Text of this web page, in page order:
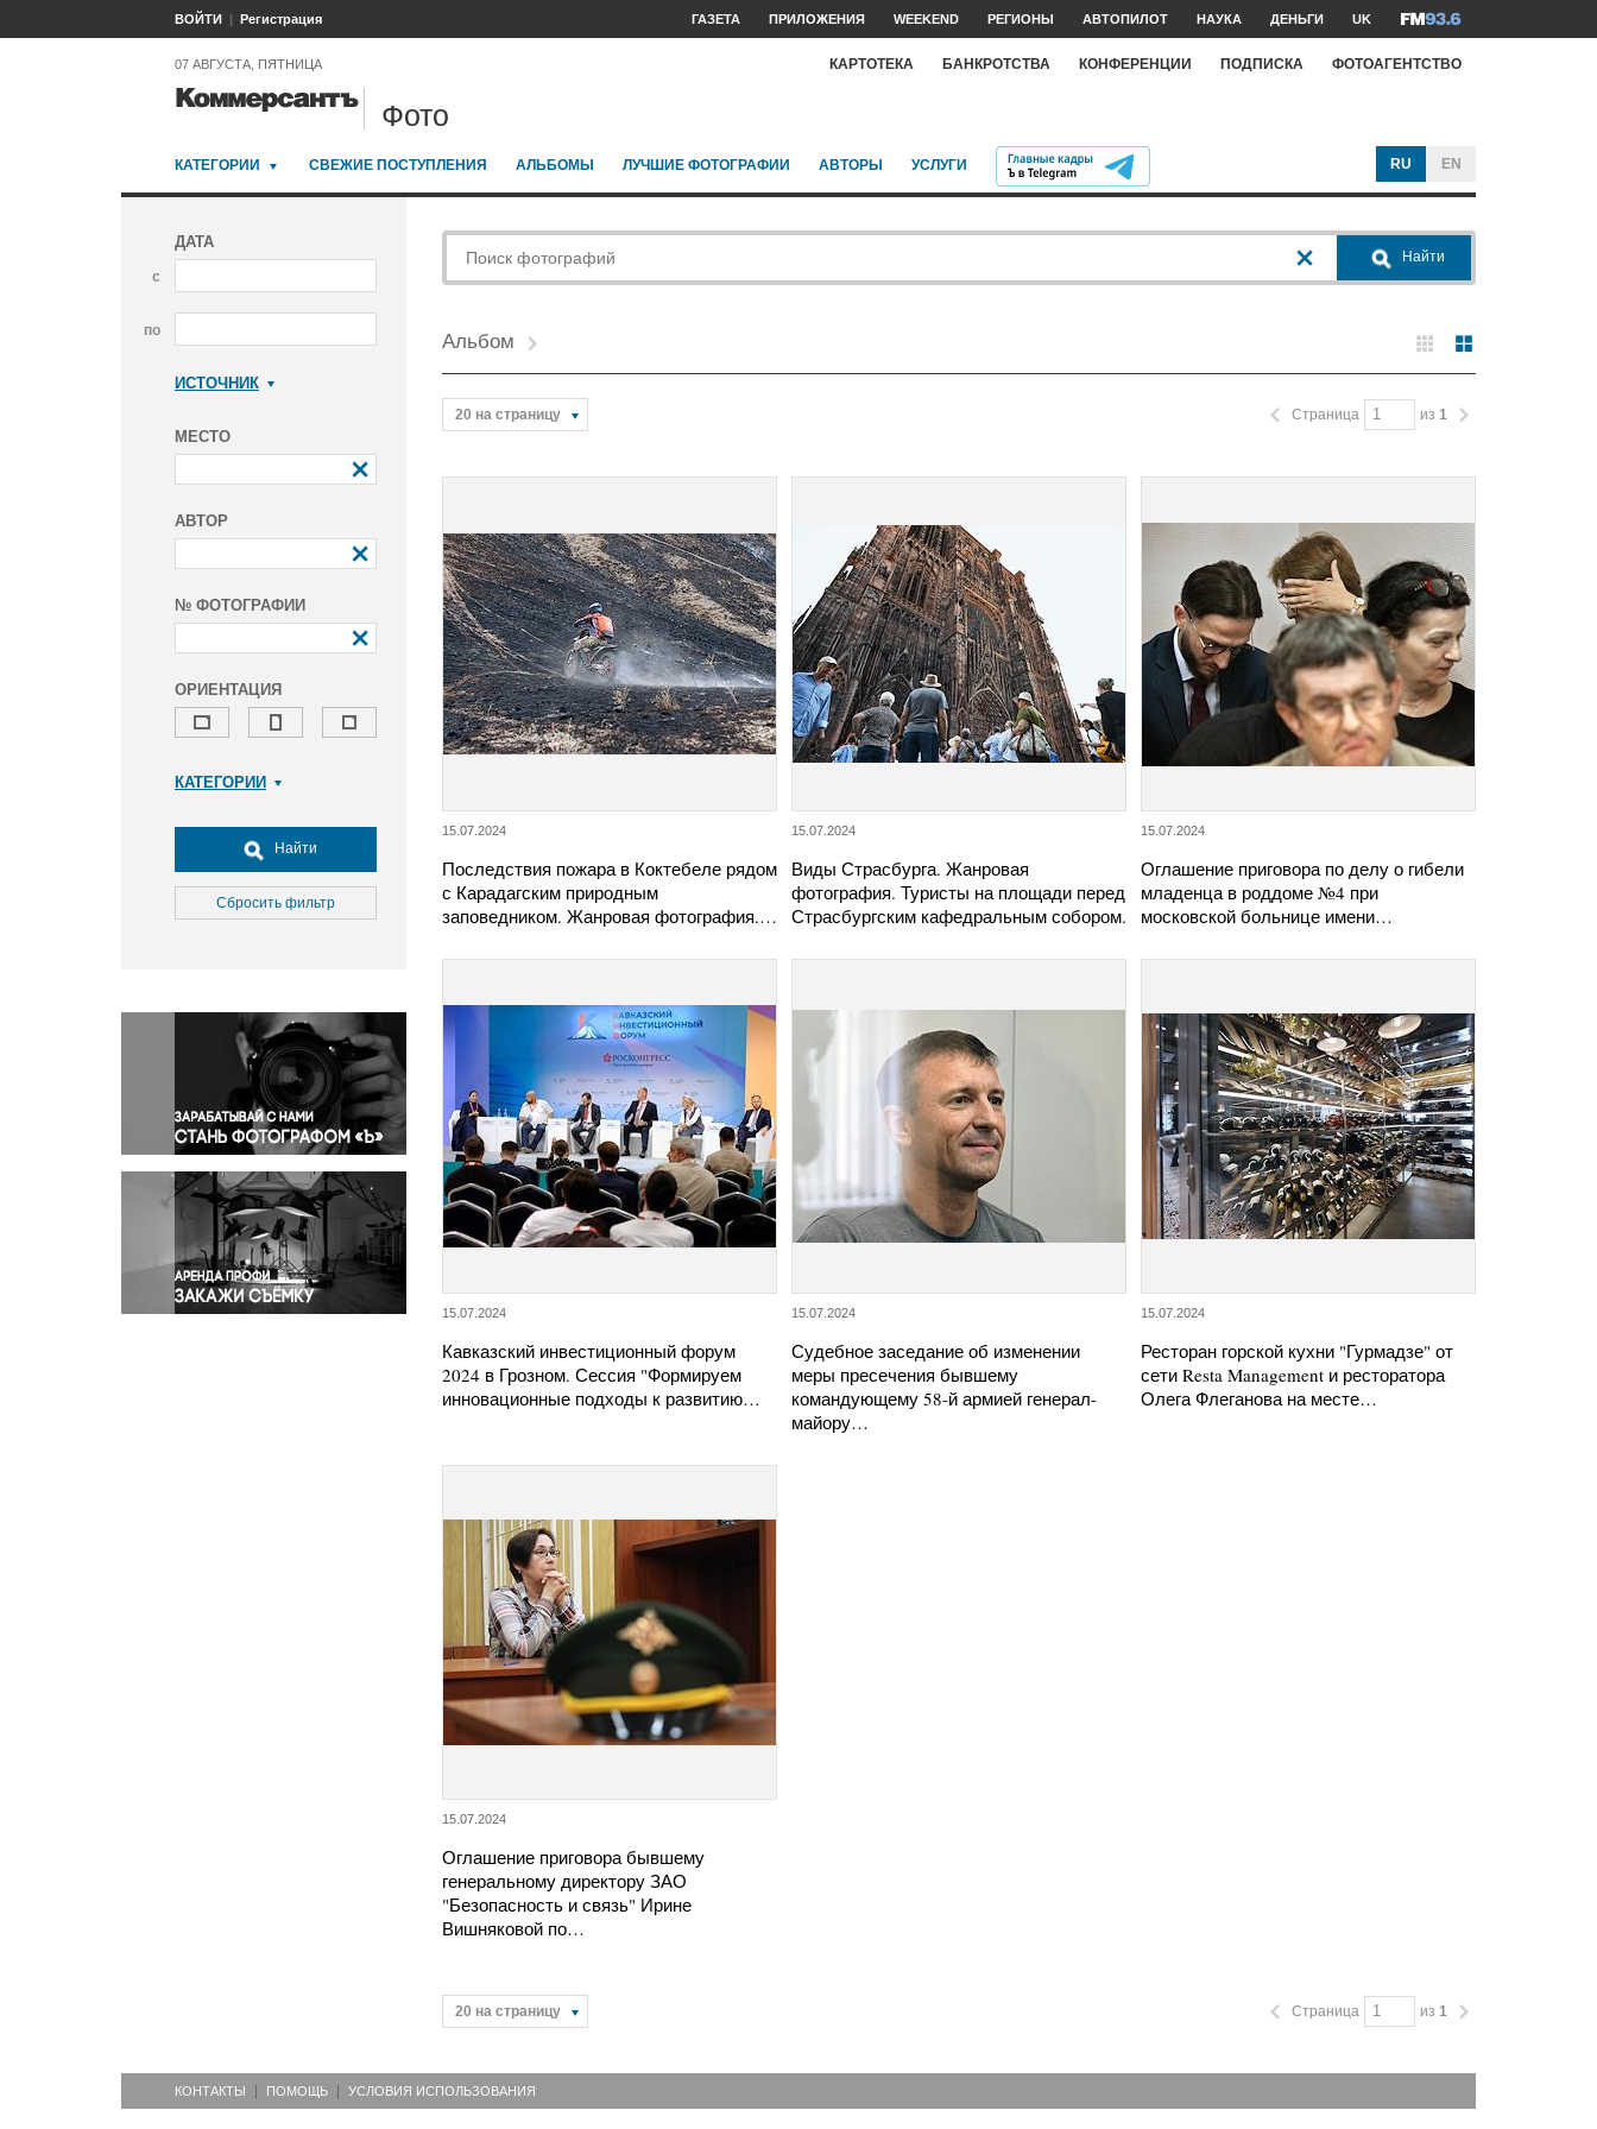
ВОЙТИ Регистрация ГАЗЕТА ПРИЛОЖЕНИЯ WEEKEND РЕГИОНЫ АВТОПИЛОТ НАУКА ДЕНЬГИ UK
07 АВГУСТА, ПЯТНИЦА КАРТОТЕКА БАНКРОТСТВА КОНФЕРЕНЦИИ ПОДПИСКА ФОТОАГЕНТСТВО
Фото
КАТЕГОРИИ СВЕЖИЕ ПОСТУПЛЕНИЯ АЛЬБОМЫ ЛУЧШИЕ ФОТОГРАФИИ АВТОРЫ УСЛУГИ RU EN
ДАТА
с
по
ИСТОЧНИК
МЕСТО
АВТОР
№ ФОТОГРАФИИ
ОРИЕНТАЦИЯ
КАТЕГОРИИ
Досуг, туризм и отдых
Культура
Медицина
Окружающая среда
Политика
Правосудие
Происшествия и конфликты
Религия
Светская жизнь
Спорт
Экология
Экономика и бизнес
Найти
Сбросить фильтр
Найти
Альбом
20 на страницу Страница из 1
15.07.2024
Последствия пожара в Коктебеле рядом
с Карадагским природным
заповедником. Жанровая фотография.…
15.07.2024
Виды Страсбурга. Жанровая
фотография. Туристы на площади перед
Страсбургским кафедральным собором.
15.07.2024
Оглашение приговора по делу о гибели
младенца в роддоме №4 при
московской больнице имени…
15.07.2024
Кавказский инвестиционный форум
2024 в Грозном. Сессия "Формируем
инновационные подходы к развитию…
15.07.2024
Судебное заседание об изменении
меры пресечения бывшему
командующему 58-й армией генерал-
майору…
15.07.2024
Ресторан горской кухни "Гурмадзе" от
сети Resta Management и ресторатора
Олега Флеганова на месте…
15.07.2024
Оглашение приговора бывшему
генеральному директору ЗАО
"Безопасность и связь" Ирине
Вишняковой по…
20 на страницу Страница из 1
КОНТАКТЫ ПОМОЩЬ УСЛОВИЯ ИСПОЛЬЗОВАНИЯ